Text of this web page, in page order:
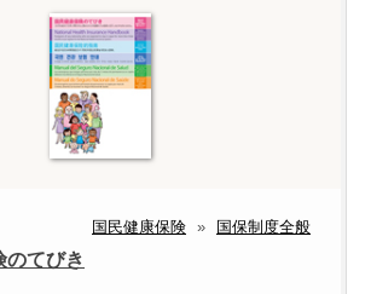
国民健康保険 » 国保制度全般
のてびき